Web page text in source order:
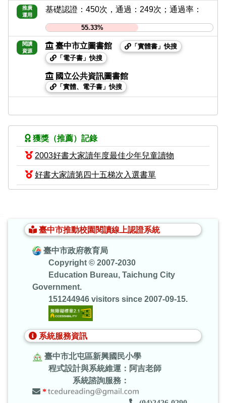
推廣
運用
基礎認證：450次，通過：249次；通過率：
55.33%
閱讀
資源
臺中市立圖書館
「實體書」快搜
「電子書」快搜
國立公共資訊圖書館
「實體、電子書」快搜
獲獎（推薦）記錄
2003好書大家讀年度最佳少年兒童讀物
好書大家讀第四十五梯次入選書單
臺中市推動校園閱讀線上認證系統
臺中市政府教育局
Copyright © 2007-2030
Education Bureau, Taichung City
Government.
151244946 visitors since 2007-09-15.
系統服務資訊
臺中市北屯區新興國民小學
程式設計與系統維運：阿吉老師
系統諮詢服務：
*